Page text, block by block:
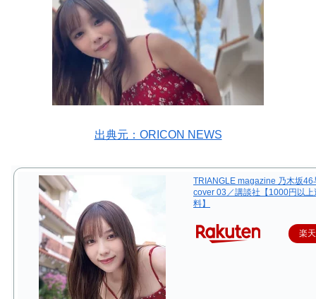
出典元：ORICON NEWS
TRIANGLE magazine 乃木坂46
cover 03／講談社【1000円以上
料】
楽